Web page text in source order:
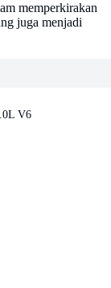
memperkirakan
juga menjadi
V6